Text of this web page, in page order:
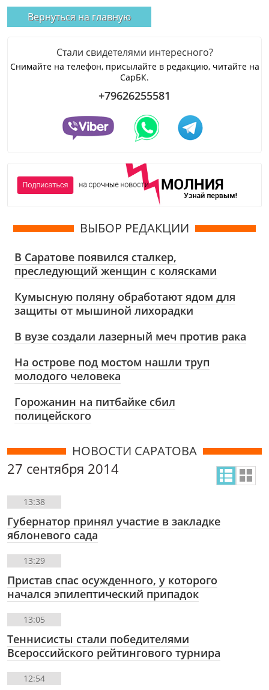
Вернуться на главную
Стали свидетелями интересного?
Снимайте на телефон, присылайте в редакцию, читайте на
СарБК.
+79626255581
ВЫБОР РЕДАКЦИИ
В Саратове появился сталкер,
преследующий женщин с колясками
Кумысную поляну обработают ядом для
защиты от мышиной лихорадки
В вузе создали лазерный меч против рака
На острове под мостом нашли труп
молодого человека
Горожанин на питбайке сбил
полицейского
НОВОСТИ САРАТОВА
27 сентября 2014
13:38
Губернатор принял участие в закладке
яблоневого сада
13:29
Пристав спас осужденного, у которого
начался эпилептический припадок
13:05
Теннисисты стали победителями
Всероссийского рейтингового турнира
12:54